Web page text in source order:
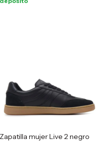
Zapatilla mujer Live 2 negro